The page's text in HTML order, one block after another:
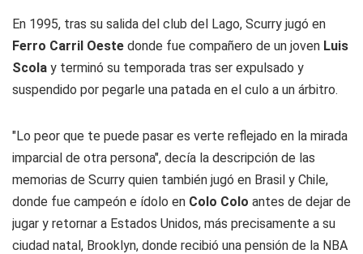
En 1995, tras su salida del club del Lago, Scurry jugó en
Ferro Carril Oeste donde fue compañero de un joven Luis
Scola y terminó su temporada tras ser expulsado y
suspendido por pegarle una patada en el culo a un árbitro.
"Lo peor que te puede pasar es verte reflejado en la mirada
imparcial de otra persona", decía la descripción de las
memorias de Scurry quien también jugó en Brasil y Chile,
donde fue campeón e ídolo en Colo Colo antes de dejar de
jugar y retornar a Estados Unidos, más precisamente a su
ciudad natal, Brooklyn, donde recibió una pensión de la NBA